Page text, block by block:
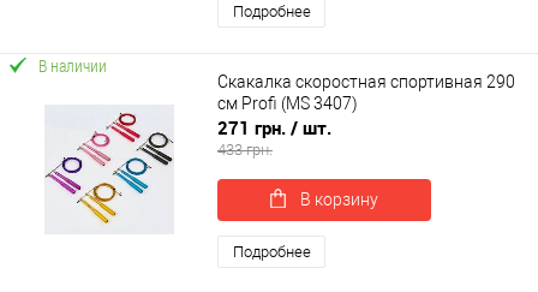
Подробнее
В наличии
Скакалка скоростная спортивная 290
см Profi (MS 3407)
271 грн. / шт.
433 грн.
В корзину
Подробнее